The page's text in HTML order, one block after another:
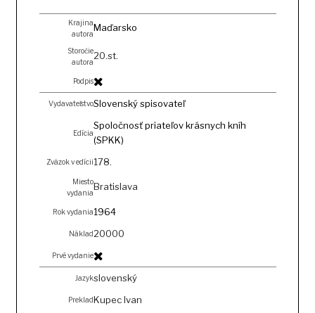
Krajina
autora
Maďarsko
Storočie
autora
20.st.
Podpis
VydavateľstvoSlovenský spisovateľ
Edícia
Spoločnosť priateľov krásnych kníh
(SPKK)
Zväzok v edícii178.
Miesto
vydania
Bratislava
Rok vydania1964
Náklad20000
Prvé vydanie
Jazykslovenský
PrekladKupec Ivan